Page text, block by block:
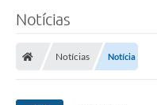
Conselhos Municipais
Notícias
Notícias Notícia